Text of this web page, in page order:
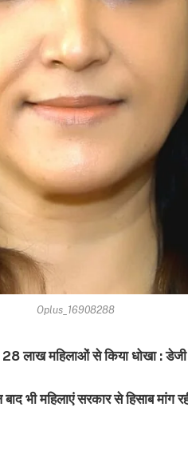
Oplus_16908288
लाख महिलाओं से किया धोखा :
भी महिलाएं सरकार से हिसाब मांग